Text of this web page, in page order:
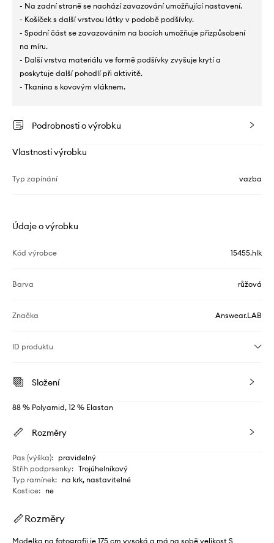
- Na zadní straně se nachází zavazování umožňující nastavení.
- Košíček s další vrstvou látky v podobě podšívky.
- Spodní část se zavazováním na bocích umožňuje přizpůsobení
na míru.
- Další vrstva materiálu ve formě podšívky zvyšuje krytí a
poskytuje další pohodlí při aktivitě.
- Tkanina s kovovým vláknem.
Podrobnosti o výrobku
Vlastnosti výrobku
Typ zapínání vazba
Údaje o výrobku
Kód výrobce 15455.hlk
Barva růžová
Značka Answear.LAB
ID produktu
Složení
88 % Polyamid, 12 % Elastan
Rozměry
Pas (výška): pravidelný
Střih podprsenky: Trojúhelníkový
Typ ramínek: na krk, nastavitelné
Kostice: ne
Rozměry
Modelka na fotografii je 175 cm vysoká a má na sobě velikost S